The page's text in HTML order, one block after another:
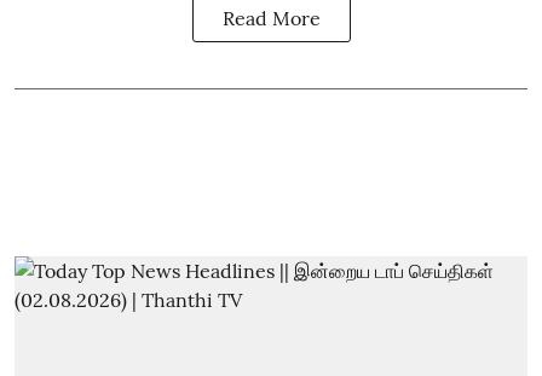
Read More